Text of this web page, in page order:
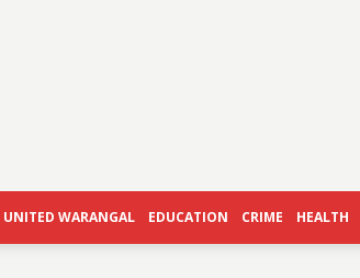
UNITED WARANGAL EDUCATION CRIME HEALTH